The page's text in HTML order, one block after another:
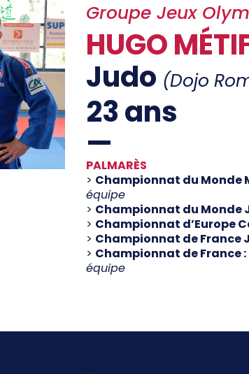
PARIS 2024
Labels & Centre de Préparation
aux Jeux
Programme Volontaire
Impact et Héritage
Jeux Olympiques &
Paralympiques
Club 2024 - Fan zone
SERVICES & OUTILS
Groupe Jeux
HUGO
Judo (Dojo
23 ans
PALMARÈS
> Championnat du Monde
équipe
> Championnat du Monde
> Championnat d’Europe
> Championnat de France
> Championnat de France :
équipe